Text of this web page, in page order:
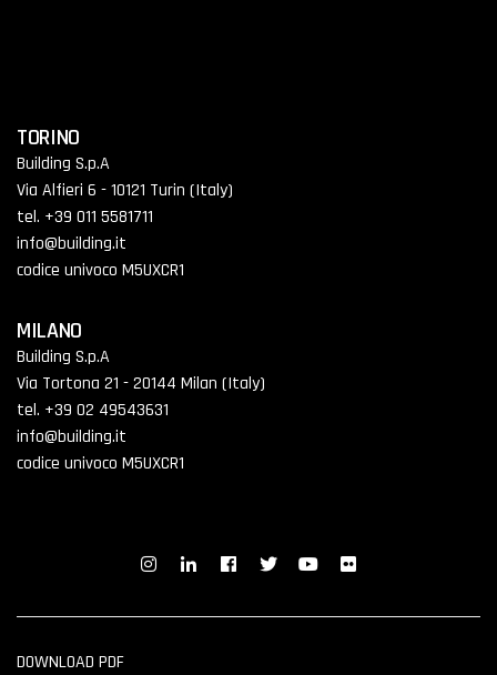
TORINO
Building S.p.A
Via Alfieri 6 - 10121 Turin (Italy)
tel. +39 011 5581711
info@building.it
codice univoco M5UXCR1
MILANO
Building S.p.A
Via Tortona 21 - 20144 Milan (Italy)
tel. +39 02 49543631
info@building.it
codice univoco M5UXCR1
DOWNLOAD PDF